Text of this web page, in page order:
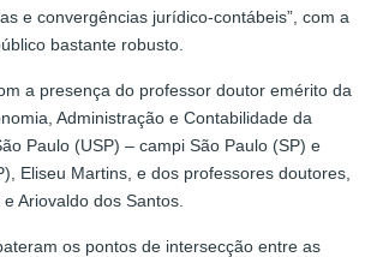
e convergências jurídico-contábeis”, com a
bastante robusto.
a presença do professor doutor emérito da
Administração e Contabilidade da
Paulo (USP) – campi São Paulo (SP) e
Eliseu Martins, e dos professores doutores,
Ariovaldo dos Santos.
os pontos de intersecção entre as